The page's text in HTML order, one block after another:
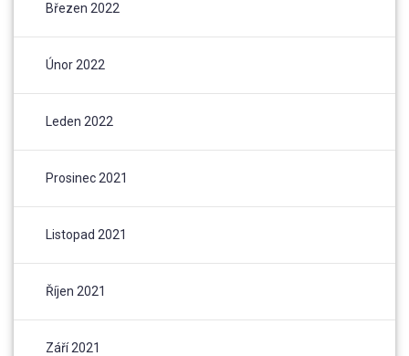
Březen 2022
Únor 2022
Leden 2022
Prosinec 2021
Listopad 2021
Říjen 2021
Září 2021